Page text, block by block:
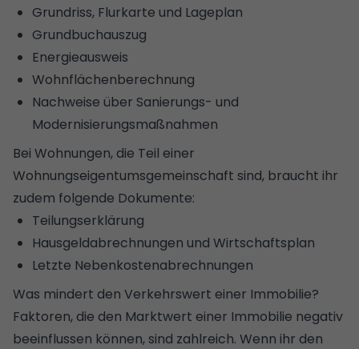
Grundriss, Flurkarte und Lageplan
Grundbuchauszug
Energieausweis
Wohnflächenberechnung
Nachweise über Sanierungs- und
Modernisierungsmaßnahmen
Bei Wohnungen, die Teil einer
Wohnungseigentumsgemeinschaft sind, braucht ihr
zudem folgende Dokumente:
Teilungserklärung
Hausgeldabrechnungen und Wirtschaftsplan
Letzte Nebenkostenabrechnungen
Was mindert den Verkehrswert einer Immobilie?
Faktoren, die den Marktwert einer Immobilie negativ
beeinflussen können, sind zahlreich. Wenn ihr den